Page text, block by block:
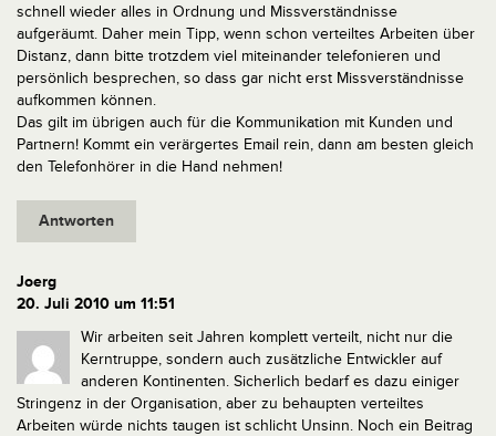
schnell wieder alles in Ordnung und Missverständnisse
aufgeräumt. Daher mein Tipp, wenn schon verteiltes Arbeiten über
Distanz, dann bitte trotzdem viel miteinander telefonieren und
persönlich besprechen, so dass gar nicht erst Missverständnisse
aufkommen können.
Das gilt im übrigen auch für die Kommunikation mit Kunden und
Partnern! Kommt ein verärgertes Email rein, dann am besten gleich
den Telefonhörer in die Hand nehmen!
Antworten
Joerg
20. Juli 2010 um 11:51
Wir arbeiten seit Jahren komplett verteilt, nicht nur die
Kerntruppe, sondern auch zusätzliche Entwickler auf
anderen Kontinenten. Sicherlich bedarf es dazu einiger
Stringenz in der Organisation, aber zu behaupten verteiltes
Arbeiten würde nichts taugen ist schlicht Unsinn. Noch ein Beitrag